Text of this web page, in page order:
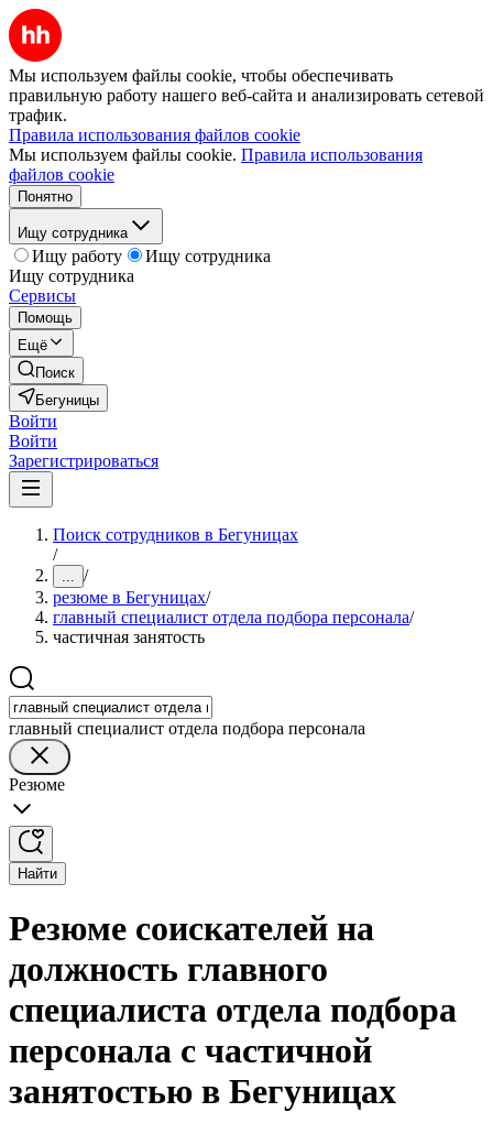
Мы используем файлы cookie, чтобы обеспечивать
правильную работу нашего веб-сайта и анализировать сетевой
трафик.
Правила использования файлов cookie
Мы используем файлы cookie. Правила использования
файлов cookie
Понятно
Ищу сотрудника
Ищу работу
Ищу сотрудника
Ищу сотрудника
Сервисы
Помощь
Ещё
Поиск
Бегуницы
Войти
Войти
Зарегистрироваться
Поиск сотрудников в Бегуницах
/
... /
резюме в Бегуницах/
главный специалист отдела подбора персонала/
частичная занятость
главный специалист отдела подбора персонала
Резюме
Найти
Резюме соискателей на
должность главного
специалиста отдела подбора
персонала с частичной
занятостью в Бегуницах